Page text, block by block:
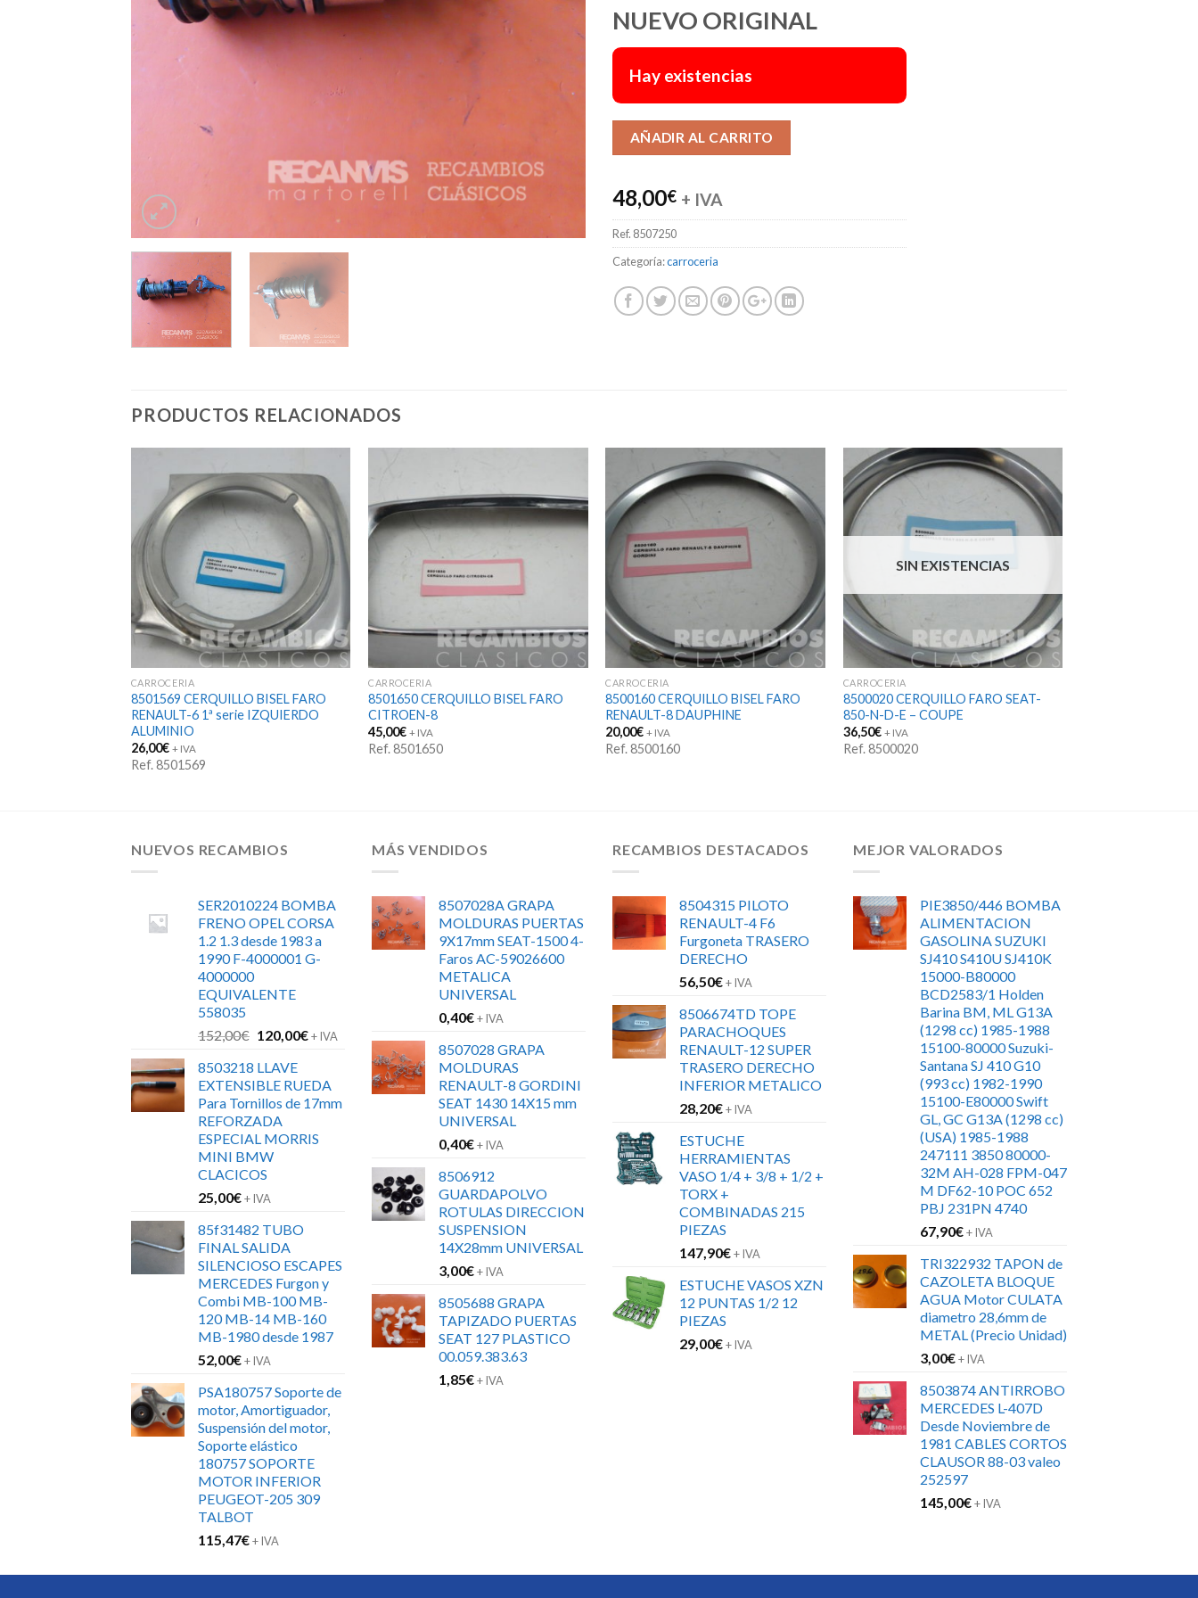
NUEVO ORIGINAL
Hay existencias
AÑADIR AL CARRITO
48,00€ + IVA
Ref. 8507250
Categoría:carroceria
PRODUCTOS RELACIONADOS
CARROCERIA
8501569 CERQUILLO BISEL FARO
RENAULT-6 1ª serie IZQUIERDO
ALUMINIO
26,00€ + IVA
Ref. 8501569
CARROCERIA
8501650 CERQUILLO BISEL FARO
CITROEN-8
45,00€ + IVA
Ref. 8501650
CARROCERIA
8500160 CERQUILLO BISEL FARO
RENAULT-8 DAUPHINE
20,00€ + IVA
Ref. 8500160
SIN EXISTENCIAS
CARROCERIA
8500020 CERQUILLO FARO SEAT-
850-N-D-E – COUPE
36,50€ + IVA
Ref. 8500020
NUEVOS RECAMBIOS
SER2010224 BOMBA
FRENO OPEL CORSA
1.2 1.3 desde 1983 a
1990 F-4000001 G-
4000000
EQUIVALENTE
558035
152,00€ El
original
era:
152,00€.
120,00€El
es:
120,00€.
+ IVA
8503218 LLAVE
EXTENSIBLE RUEDA
Para Tornillos de 17mm
REFORZADA
ESPECIAL MORRIS
MINI BMW
CLACICOS
25,00€+ IVA
85f31482 TUBO
FINAL SALIDA
SILENCIOSO ESCAPES
MERCEDES Furgon y
Combi MB-100 MB-
120 MB-14 MB-160
MB-1980 desde 1987
52,00€+ IVA
PSA180757 Soporte de
motor, Amortiguador,
Suspensión del motor,
Soporte elástico
180757 SOPORTE
MOTOR INFERIOR
PEUGEOT-205 309
TALBOT
115,47€+ IVA
MÁS VENDIDOS
8507028A GRAPA
MOLDURAS PUERTAS
9X17mm SEAT-1500 4-
Faros AC-59026600
METALICA
UNIVERSAL
0,40€+ IVA
8507028 GRAPA
MOLDURAS
RENAULT-8 GORDINI
SEAT 1430 14X15 mm
UNIVERSAL
0,40€+ IVA
8506912
GUARDAPOLVO
ROTULAS DIRECCION
SUSPENSION
14X28mm UNIVERSAL
3,00€+ IVA
8505688 GRAPA
TAPIZADO PUERTAS
SEAT 127 PLASTICO
00.059.383.63
1,85€+ IVA
RECAMBIOS DESTACADOS
8504315 PILOTO
RENAULT-4 F6
Furgoneta TRASERO
DERECHO
56,50€+ IVA
8506674TD TOPE
PARACHOQUES
RENAULT-12 SUPER
TRASERO DERECHO
INFERIOR METALICO
28,20€+ IVA
ESTUCHE
HERRAMIENTAS
VASO 1/4 + 3/8 + 1/2 +
TORX +
COMBINADAS 215
PIEZAS
147,90€+ IVA
ESTUCHE VASOS XZN
12 PUNTAS 1/2 12
PIEZAS
29,00€+ IVA
MEJOR VALORADOS
PIE3850/446 BOMBA
ALIMENTACION
GASOLINA SUZUKI
SJ410 S410U SJ410K
15000-B80000
BCD2583/1 Holden
Barina BM, ML G13A
(1298 cc) 1985-1988
15100-80000 Suzuki-
Santana SJ 410 G10
(993 cc) 1982-1990
15100-E80000 Swift
GL, GC G13A (1298 cc)
(USA) 1985-1988
247111 3850 80000-
32M AH-028 FPM-047
M DF62-10 POC 652
PBJ 231PN 4740
67,90€+ IVA
TRI322932 TAPON de
CAZOLETA BLOQUE
AGUA Motor CULATA
diametro 28,6mm de
METAL (Precio Unidad)
3,00€+ IVA
8503874 ANTIRROBO
MERCEDES L-407D
Desde Noviembre de
1981 CABLES CORTOS
CLAUSOR 88-03 valeo
252597
145,00€+ IVA